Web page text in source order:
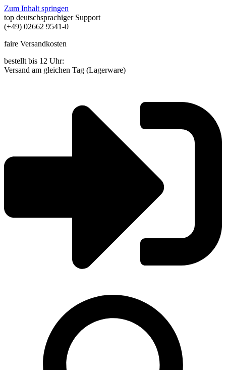
Zum Inhalt springen
top deutschsprachiger Support
(+49) 02662 9541-0
faire Versandkosten
bestellt bis 12 Uhr:
Versand am gleichen Tag (Lagerware)